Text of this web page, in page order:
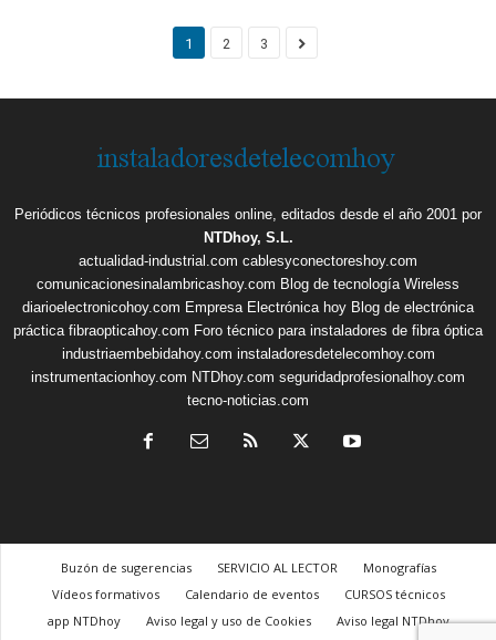
1 2 3
Periódicos técnicos profesionales online, editados desde el año 2001 por
NTDhoy, S.L.
actualidad-industrial.com cablesyconectoreshoy.com
comunicacionesinalambricashoy.com Blog de tecnología Wireless
diarioelectronicohoy.com Empresa Electrónica hoy Blog de electrónica
práctica fibraopticahoy.com Foro técnico para instaladores de fibra óptica
industriaembebidahoy.com instaladoresdetelecomhoy.com
instrumentacionhoy.com NTDhoy.com seguridadprofesionalhoy.com
tecno-noticias.com
Buzón de sugerencias SERVICIO AL LECTOR
Monografías
Vídeos formativos
Calendario de eventos
CURSOS técnicos
app NTDhoy
Aviso legal y uso de Cookies Aviso legal NTDhoy